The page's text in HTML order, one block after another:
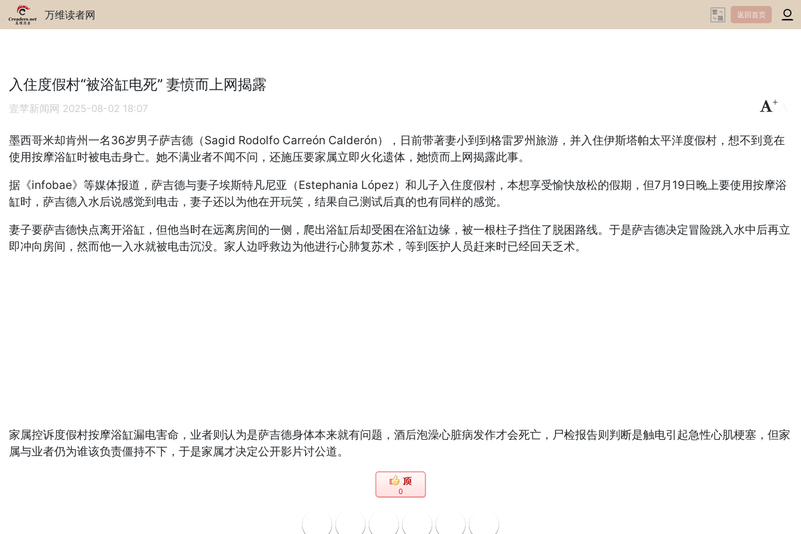
万维读者网 返回首页
入住度假村“被浴缸电死” 妻愤而上网揭露
壹苹新闻网 2025-08-02 18:07
+
墨西哥米却肯州一名36岁男子萨吉德（Sagid Rodolfo Carreón Calderón），日前带著妻小到到格雷罗州旅游，并入住伊斯塔帕太平洋度假村，想不到竟在
使用按摩浴缸时被电击身亡。她不满业者不闻不问，还施压要家属立即火化遗体，她愤而上网揭露此事。
据《infobae》等媒体报道，萨吉德与妻子埃斯特凡尼亚（Estephania López）和儿子入住度假村，本想享受愉快放松的假期，但7月19日晚上要使用按摩浴
缸时，萨吉德入水后说感觉到电击，妻子还以为他在开玩笑，结果自己测试后真的也有同样的感觉。
妻子要萨吉德快点离开浴缸，但他当时在远离房间的一侧，爬出浴缸后却受困在浴缸边缘，被一根柱子挡住了脱困路线。于是萨吉德决定冒险跳入水中后再立
即冲向房间，然而他一入水就被电击沉没。家人边呼救边为他进行心肺复苏术，等到医护人员赶来时已经回天乏术。
家属控诉度假村按摩浴缸漏电害命，业者则认为是萨吉德身体本来就有问题，酒后泡澡心脏病发作才会死亡，尸检报告则判断是触电引起急性心肌梗塞，但家
属与业者仍为谁该负责僵持不下，于是家属才决定公开影片讨公道。
0